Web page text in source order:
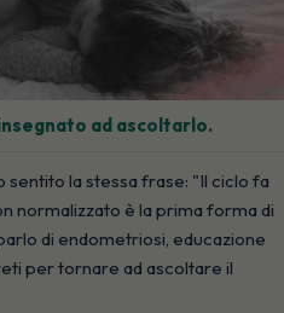
ad ascoltarlo.
sentito la stessa frase: "Il ciclo fa
normalizzato è la prima forma di
di endometriosi, educazione
per tornare ad ascoltare il